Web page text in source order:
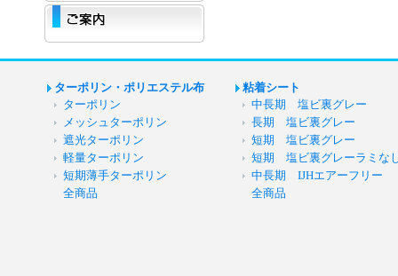
ターポリン・ポリエステル布
ターポリン
メッシュターポリン
遮光ターポリン
軽量ターポリン
短期薄手ターポリン
全商品
粘着シート
中長期 塩ビ裏グレー
長期 塩ビ裏グレー
短期 塩ビ裏グレー
短期 塩ビ裏グレーラミな
中長期 IJHエアーフリー
全商品